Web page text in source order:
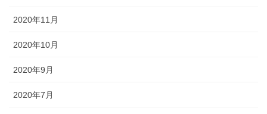
2020年11月
2020年10月
2020年9月
2020年7月